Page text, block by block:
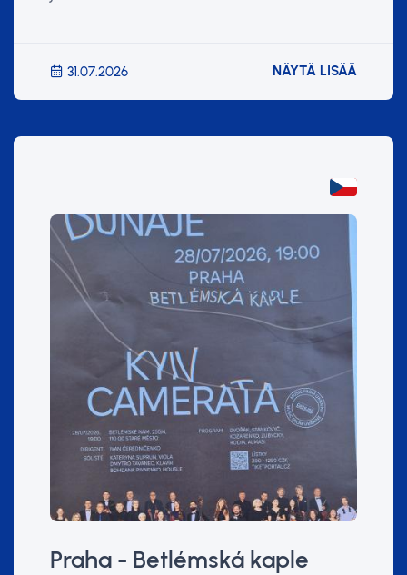
31.07.2026 NÄYTÄ LISÄÄ
Praha - Betlémská kaple